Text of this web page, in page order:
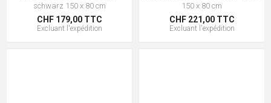
schwarz 150 x 80 cm
CHF 179,00 TTC
Excluant l'expédition
150 x 80 cm
CHF 221,00 TTC
Excluant l'expédition